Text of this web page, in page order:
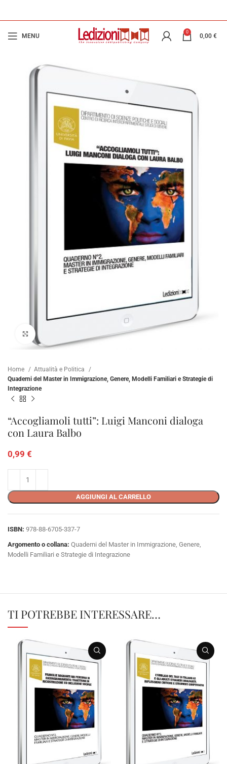
MENU
0
0,00 €
Clicca per ampliare
Home
Attualità e Politica
Quaderni del Master in Immigrazione, Genere, Modelli Familiari e Strategie di
Integrazione
“Accogliamoli tutti”: Luigi Manconi dialoga
con Laura Balbo
0,99 €
AGGIUNGI AL CARRELLO
ISBN: 978-88-6705-337-7
Argomento o collana: Quaderni del Master in Immigrazione, Genere,
Modelli Familiari e Strategie di Integrazione
TI POTREBBE INTERESSARE…